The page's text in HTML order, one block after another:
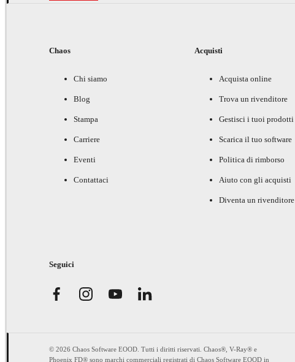
Chaos
Chi siamo
Blog
Stampa
Carriere
Eventi
Contattaci
Acquisti
Acquista online
Trova un rivenditore
Gestisci i tuoi prodotti
Scarica il tuo software
Politica di rimborso
Aiuto con gli acquisti
Diventa un rivenditore
Seguici
© 2026 Chaos Software EOOD. Tutti i diritti riservati. Chaos®, V-Ray® e
Phoenix FD® sono marchi commerciali registrati di Chaos Software EOOD in